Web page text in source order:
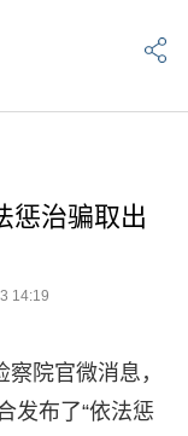
惩治骗取出
14:19
院官微消息，
发布了“依法惩